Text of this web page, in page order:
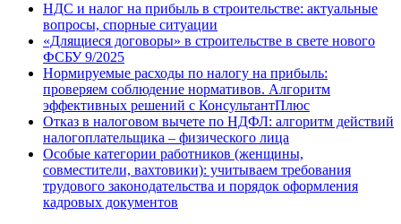
НДС и налог на прибыль в строительстве: актуальные
вопросы, спорные ситуации
«Длящиеся договоры» в строительстве в свете нового
ФСБУ 9/2025
Нормируемые расходы по налогу на прибыль:
проверяем соблюдение нормативов. Алгоритм
эффективных решений с КонсультантПлюс
Отказ в налоговом вычете по НДФЛ: алгоритм действий
налогоплательщика – физического лица
Особые категории работников (женщины,
совместители, вахтовики): учитываем требования
трудового законодательства и порядок оформления
кадровых документов